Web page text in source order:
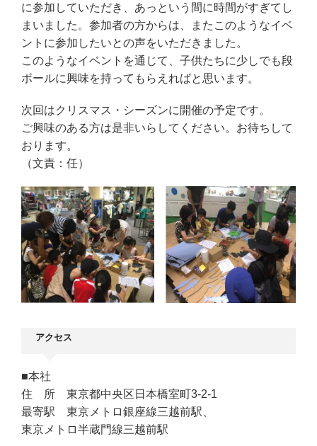
に参加していただき、あっという間に時間がすぎてし
まいました。参加者の方からは、またこのようなイベ
ントに参加したいとの声をいただきました。
このようなイベントを通じて、子供たちに少しでも段
ボールに興味を持ってもらえればと思います。
次回はクリスマス・シーズンに開催の予定です。
ご興味のある方は是非いらしてください。お待ちして
おります。
（文責：任）
アクセス
■本社
住 所 東京都中央区日本橋室町3-2-1
最寄駅 東京メトロ銀座線三越前駅、
東京メトロ半蔵門線三越前駅